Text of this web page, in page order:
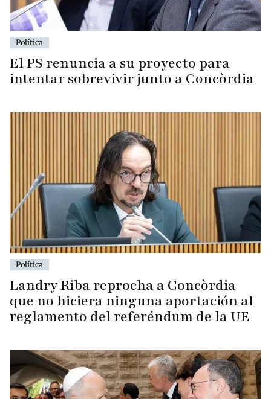
Política
El PS renuncia a su proyecto para
intentar sobrevivir junto a Concòrdia
Política
Landry Riba reprocha a Concòrdia
que no hiciera ninguna aportación al
reglamento del referéndum de la UE